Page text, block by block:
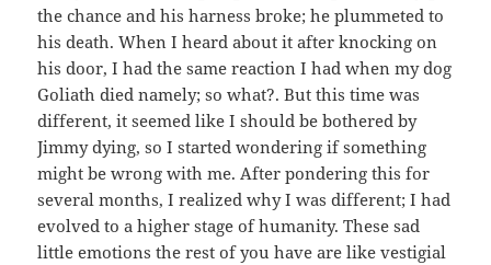
the chance and his harness broke; he plummeted to
his death. When I heard about it after knocking on
his door, I had the same reaction I had when my dog
Goliath died namely; so what?. But this time was
different, it seemed like I should be bothered by
Jimmy dying, so I started wondering if something
might be wrong with me. After pondering this for
several months, I realized why I was different; I had
evolved to a higher stage of humanity. These sad
little emotions the rest of you have are like vestigial